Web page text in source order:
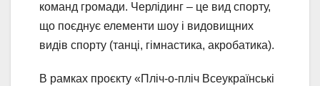
команд громади. Черлідинг – це вид спорту,
що поєднує елементи шоу і видовищних
видів спорту (танці, гімнастика, акробатика).
В рамках проєкту «Пліч-о-пліч Всеукраїнські